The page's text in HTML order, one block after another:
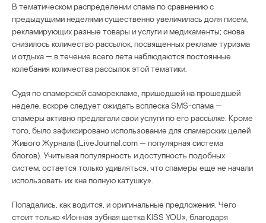
В тематическом распределении спама по сравнению с
предыдущими неделями существенно увеличилась доля писем,
рекламирующих разные товары и услуги и медикаменты; снова
снизилось количество рассылок, посвященных рекламе туризма
и отдыха — в течение всего лета наблюдаются постоянные
колебания количества рассылок этой тематики.
Судя по спамерской саморекламе, пришедшей на прошедшей
неделе, вскоре следует ожидать всплеска SMS-cпама —
спамеры активно предлагали свои услуги по его рассылке. Кроме
того, было зафиксировано использование для спамерских целей
Живого Журнала (LiveJournal.com — популярная система
блогов). Учитывая популярность и доступность подобных
систем, остается только удивляться, что спамеры еще не начали
использовать их «на полную катушку».
Попадались, как водится, и оригинальные предложения. Чего
стоит только «Ионная зубная щетка KISS YOU», благодаря